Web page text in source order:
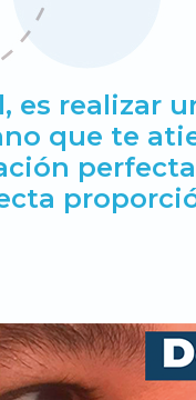
realizar
que te